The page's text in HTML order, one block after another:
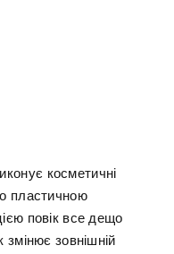
косметичні
пластичною
повік все дещо
змінює зовнішній